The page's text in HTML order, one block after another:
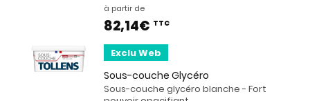
à partir de
82,14€ TTC
Exclu Web
Sous-couche Glycéro
Sous-couche glycéro blanche - Fort